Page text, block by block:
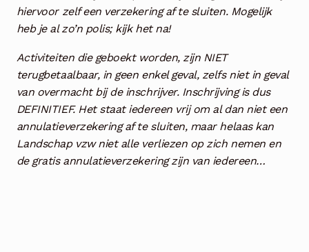
hiervoor zelf een verzekering af te sluiten. Mogelijk
heb je al zo’n polis; kijk het na!
Activiteiten die geboekt worden, zijn NIET
terugbetaalbaar, in geen enkel geval, zelfs niet in geval
van overmacht bij de inschrijver. Inschrijving is dus
DEFINITIEF. Het staat iedereen vrij om al dan niet een
annulatieverzekering af te sluiten, maar helaas kan
Landschap vzw niet alle verliezen op zich nemen en
de gratis annulatieverzekering zijn van iedereen…